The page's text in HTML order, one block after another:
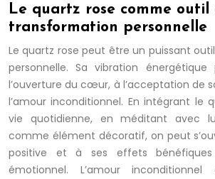
Le quartz rose comme outil
transformation personnelle
Le quartz rose peut être un puissant
personnelle. Sa vibration
l’ouverture du cœur, à l’acceptation de
l’amour inconditionnel. En intégrant le
vie quotidienne, en méditant avec
comme élément décoratif, on peut
positive et à ses effets
émotionnel. L’amour